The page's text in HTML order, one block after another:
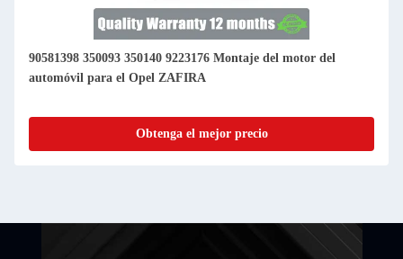
90581398 350093 350140 9223176 Montaje del motor del
automóvil para el Opel ZAFIRA
Obtenga el mejor precio